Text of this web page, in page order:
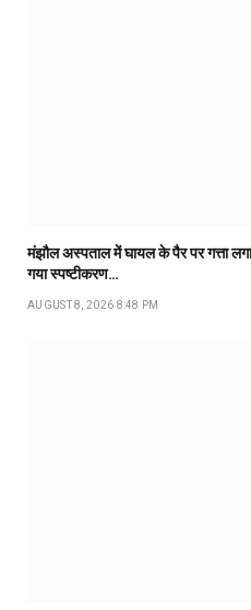
मंझौल अस्पताल में घायल के पैर पर गत्ता
गया स्पष्टीकरण…
AUGUST 8, 2026 8:48 PM